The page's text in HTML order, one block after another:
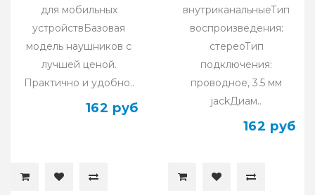
для мобильных
устройствБазовая
модель наушников с
лучшей ценой.
Практично и удобно..
162 руб
внутриканальныеТип
воспроизведения:
стереоТип
подключения:
проводное, 3.5 мм
jackДиам..
162 руб